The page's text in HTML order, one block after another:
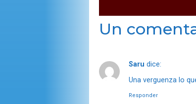
Un
Saru dice:
Una verguenza lo
Responder